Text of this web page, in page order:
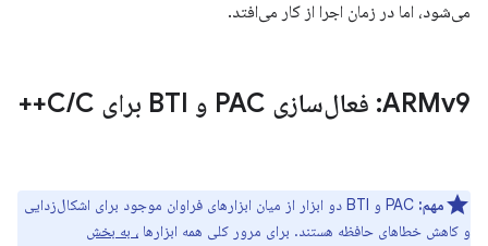
می‌شود، اما در زمان اجرا از کار می‌افتد.
ARMv9: فعال‌سازی PAC و BTI برای C /C++
مهم:
PAC و BTI دو ابزار از میان ابزارهای فراوان موجود برای اشکال‌زدایی
و کاهش خطاهای حافظه هستند. برای مرور کلی همه ابزارها ، به بخش